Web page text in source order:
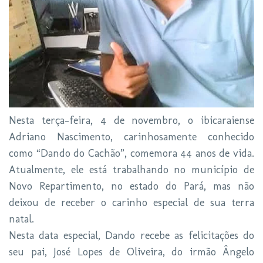
Nesta terça-feira, 4 de novembro, o ibicaraiense
Adriano Nascimento, carinhosamente conhecido
como “Dando do Cachão”, comemora 44 anos de vida.
Atualmente, ele está trabalhando no município de
Novo Repartimento, no estado do Pará, mas não
deixou de receber o carinho especial de sua terra
natal.
Nesta data especial, Dando recebe as felicitações do
seu pai, José Lopes de Oliveira, do irmão Ângelo